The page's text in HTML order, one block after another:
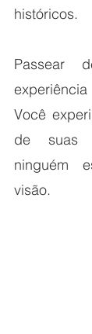
históricos.
Passear
Você
de suas
ninguém
visão.